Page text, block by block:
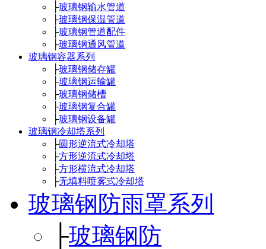
├玻璃钢输水管道
├玻璃钢保温管道
├玻璃钢管道配件
├玻璃钢通风管道
玻璃钢容器系列
├玻璃钢储存罐
├玻璃钢运输罐
├玻璃钢储槽
├玻璃钢复合罐
├玻璃钢设备罐
玻璃钢冷却塔系列
├圆形逆流式冷却塔
├方形逆流式冷却塔
├方形横流式冷却塔
├无填料喷雾式冷却塔
玻璃钢防雨罩系列
├玻璃钢防